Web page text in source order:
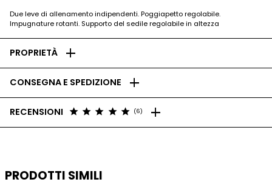
Due leve di allenamento indipendenti. Poggiapetto regolabile.
Impugnature rotanti. Supporto del sedile regolabile in altezza
PROPRIETÀ add
CONSEGNA E SPEDIZIONE add
RECENSIONI star star star star star (6) add
PRODOTTI SIMILI